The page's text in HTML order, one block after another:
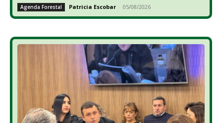
Agenda Forestal Patricia Escobar - 05/08/2026